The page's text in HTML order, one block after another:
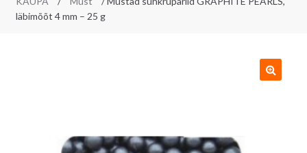
läbimõõt 4 mm – 25 g